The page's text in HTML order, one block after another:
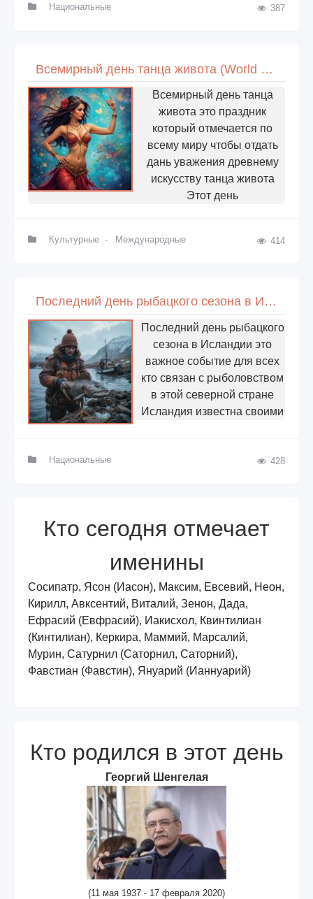
Национальные 387
Всемирный день танца живота (World Belly Dance Day)
Всемирный день танца
живота это праздник
который отмечается по
всему миру чтобы отдать
дань уважения древнему
искусству танца живота
Этот день
Культурные - Международные 414
Последний день рыбацкого сезона в Исландии
Последний день рыбацкого
сезона в Исландии это
важное событие для всех
кто связан с рыболовством
в этой северной стране
Исландия известна своими
Национальные 428
Кто сегодня отмечает
именины
Сосипатр, Ясон (Иасон), Максим, Евсевий, Неон,
Кирилл, Авксентий, Виталий, Зенон, Дада,
Ефрасий (Евфрасий), Иакисхол, Квинтилиан
(Кинтилиан), Керкира, Маммий, Марсалий,
Мурин, Сатурнил (Саторнил, Саторний),
Фавстиан (Фавстин), Януарий (Ианнуарий)
Кто родился в этот день
Георгий Шенгелая
(11 мая 1937 - 17 февраля 2020)